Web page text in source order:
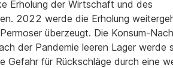
Erholung der Wirtschaft und des
2022 werde die Erholung
überzeugt. Die Konsum-
der Pandemie leeren Lager werde
für Rückschläge durch eine